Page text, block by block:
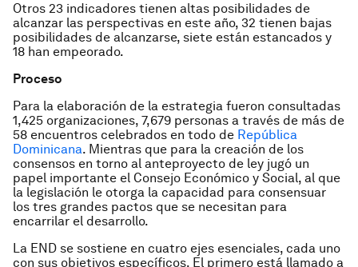
Otros 23 indicadores tienen altas posibilidades de
alcanzar las perspectivas en este año, 32 tienen bajas
posibilidades de alcanzarse, siete están estancados y
18 han empeorado.
Proceso
Para la elaboración de la estrategia fueron consultadas
1,425 organizaciones, 7,679 personas a través de más de
58 encuentros celebrados en todo de República
Dominicana. Mientras que para la creación de los
consensos en torno al anteproyecto de ley jugó un
papel importante el Consejo Económico y Social, al que
la legislación le otorga la capacidad para consensuar
los tres grandes pactos que se necesitan para
encarrilar el desarrollo.
La END se sostiene en cuatro ejes esenciales, cada uno
con sus objetivos específicos. El primero está llamado a